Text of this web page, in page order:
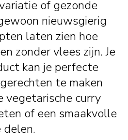
of gezonde
nieuwsgierig
laten zien hoe
zonder vlees zijn. Je
kan je perfecte
te maken
vegetarische curry
of een smaakvolle